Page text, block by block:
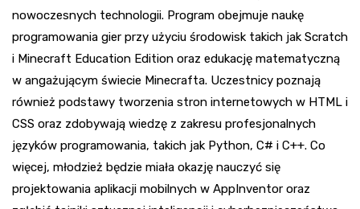
nowoczesnych technologii. Program obejmuje naukę
programowania gier przy użyciu środowisk takich jak Scratch
i Minecraft Education Edition oraz edukację matematyczną
w angażującym świecie Minecrafta. Uczestnicy poznają
również podstawy tworzenia stron internetowych w HTML i
CSS oraz zdobywają wiedzę z zakresu profesjonalnych
języków programowania, takich jak Python, C# i C++. Co
więcej, młodzież będzie miała okazję nauczyć się
projektowania aplikacji mobilnych w AppInventor oraz